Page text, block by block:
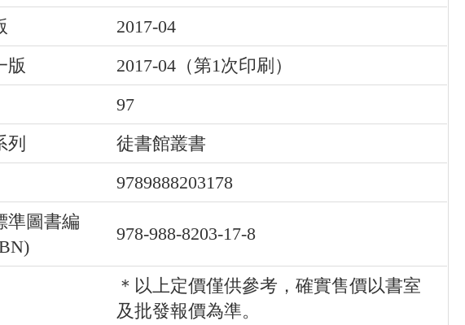
2017-04
版
2017-04（第1次印刷）
97
列
徒書館叢書
9789888203178
準圖書編
978-988-8203-17-8
＊以上定價僅供參考，確實售價以書室
及批發報價為準。